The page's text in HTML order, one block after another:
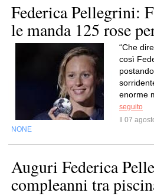
Federica Pellegrini:
le manda 125 rose
“Che
così
enorme
seguito
Il 07
NONE
Auguri Federica
compleanni tra